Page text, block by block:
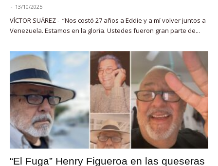
- 13/10/2025
VÍCTOR SUÁREZ - “Nos costó 27 años a Eddie y a mí volver juntos a
Venezuela. Estamos en la gloria. Ustedes fueron gran parte de...
“El Fuga” Henry Figueroa en las queseras